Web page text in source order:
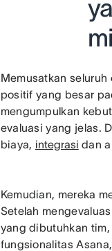
Memusatkan
positif yang besar
mengumpulkan
evaluasi yang jelas.
biaya, integrasi dan
Kemudian, mereka
Setelah
yang dibutuhkan
fungsionalitas